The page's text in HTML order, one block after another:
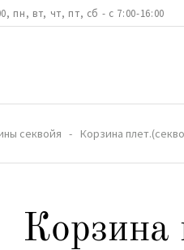
пн, вт, чт, пт, сб - с 7:00-16:00
секвойя Корзина
Корзина